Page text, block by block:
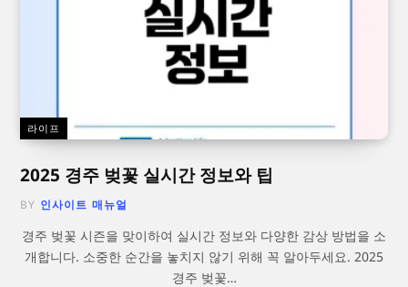
라이프
2025 경주 벚꽃 실시간 정보와 팁
BY 인사이트 매뉴얼
경주 벚꽃 시즌을 맞이하여 실시간 정보와 다양한 감상 방법을 소
개합니다. 소중한 순간을 놓치지 않기 위해 꼭 알아두세요. 2025
경주 벚꽃…